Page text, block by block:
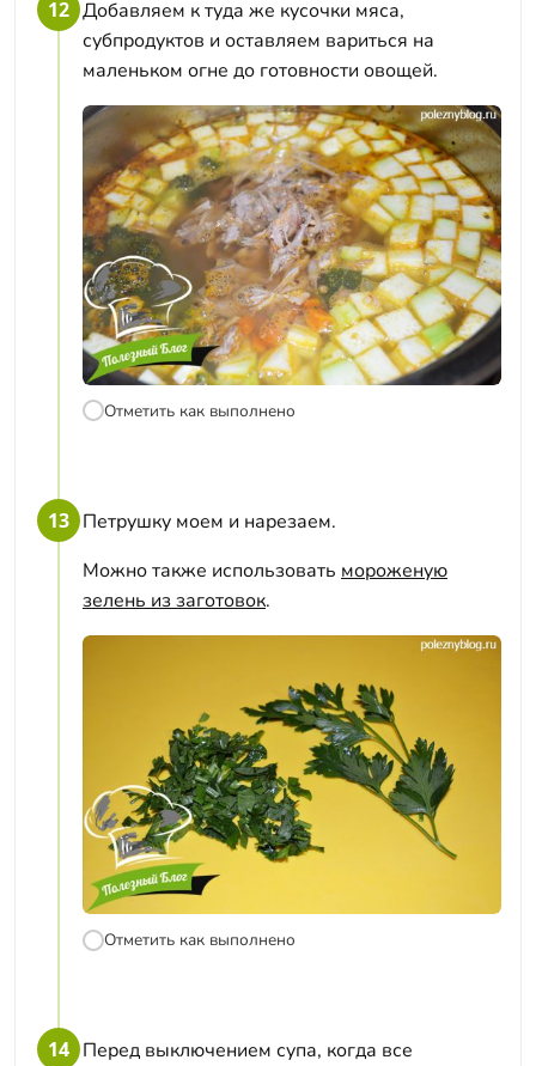
12 Добавляем к туда же кусочки мяса,
субпродуктов и оставляем вариться на
маленьком огне до готовности овощей.
Отметить как выполнено
13 Петрушку моем и нарезаем.
Можно также использовать мороженую
зелень из заготовок.
Отметить как выполнено
14 Перед выключением супа, когда все